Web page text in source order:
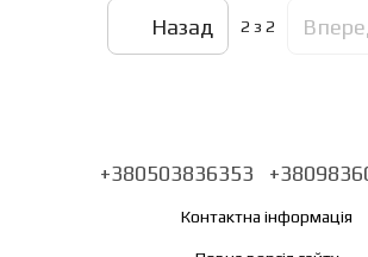
Назад 2 з 2
+380503836353
Контактна інформація